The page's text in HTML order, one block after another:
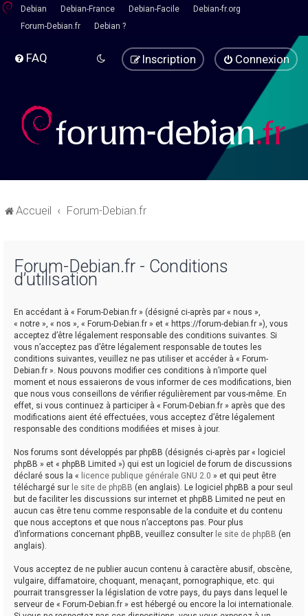
Debian Debian-France Debian-Facile
Debian-fr.org
Forum-Debian.fr
Debian ?
FAQ Connexion
Inscription
Accueil Forum-Debian.fr
Forum-Debian.fr - Conditions
d’utilisation
En accédant à « Forum-Debian.fr » (désigné ci-après par « nous »,
« notre », « nos », « Forum-Debian.fr » et « https://forum-debian.fr »), vous
acceptez d’être légalement responsable des conditions suivantes. Si
vous n’acceptez pas d’être légalement responsable de toutes les
conditions suivantes, veuillez ne pas utiliser et accéder à « Forum-
Debian.fr ». Nous pouvons modifier ces conditions à n’importe quel
moment et nous essaierons de vous informer de ces modifications, bien
que nous vous conseillons de vérifier régulièrement par vous-même. En
effet, si vous continuez à participer à « Forum-Debian.fr » après que des
modifications aient été effectuées, vous acceptez d’être légalement
responsable des conditions modifiées et mises à jour.
Nos forums sont développés par phpBB (désignés ci-après par « logiciel
phpBB » et « phpBB Limited ») qui est un logiciel de forum de discussions
déclaré sous la « licence publique générale GNU 2.0 » et qui peut être
téléchargé sur le site de phpBB (en anglais). Le logiciel phpBB a pour seul
but de faciliter les discussions sur internet et phpBB Limited ne peut en
aucun cas être tenu comme responsable de la conduite et du contenu
que nous acceptons et que nous n’acceptons pas. Pour plus
d’informations concernant phpBB, veuillez consulter le site de phpBB (en
anglais).
Vous acceptez de ne publier aucun contenu à caractère abusif, obscène,
vulgaire, diffamatoire, choquant, menaçant, pornographique, etc. qui
pourrait transgresser la législation de votre pays, du pays dans lequel le
serveur de « Forum-Debian.fr » est hébergé ou encore la loi internationale.